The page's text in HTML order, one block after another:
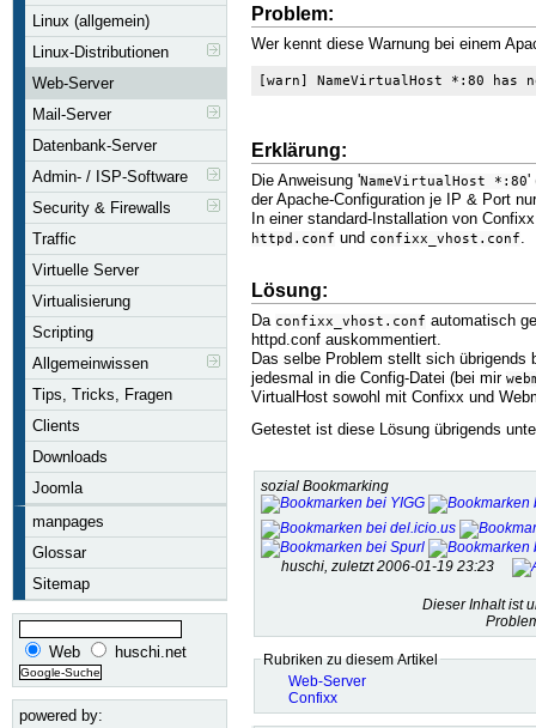
Linux (allgemein)
Linux-Distributionen
Web-Server
Mail-Server
Datenbank-Server
Admin- / ISP-Software
Security & Firewalls
Traffic
Virtuelle Server
Virtualisierung
Scripting
Allgemeinwissen
Tips, Tricks, Fragen
Clients
Downloads
Joomla
manpages
Glossar
Sitemap
Web huschi.net
powered by:
Problem:
Wer kennt diese Warnung bei einem
[warn] NameVirtualHost *:80 has
Erklärung:
Die Anweisung 'NameVirtualHost *:80'
der Apache-Configuration je IP & Port
In einer standard-Installation von
httpd.conf und confixx_vhost.conf.
Lösung:
Da confixx_vhost.conf automatisch
httpd.conf auskommentiert.
Das selbe Problem stellt sich übrigends
jedesmal in die Config-Datei (bei mir
VirtualHost sowohl mit Confixx und
Getestet ist diese Lösung übrigends
sozial Bookmarking
huschi, zuletzt 2006-01-19 23:23
Dieser Inhalt ist
Rubriken zu diesem Artikel
Web-Server
Confixx